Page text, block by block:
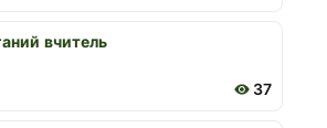
37
вчитель